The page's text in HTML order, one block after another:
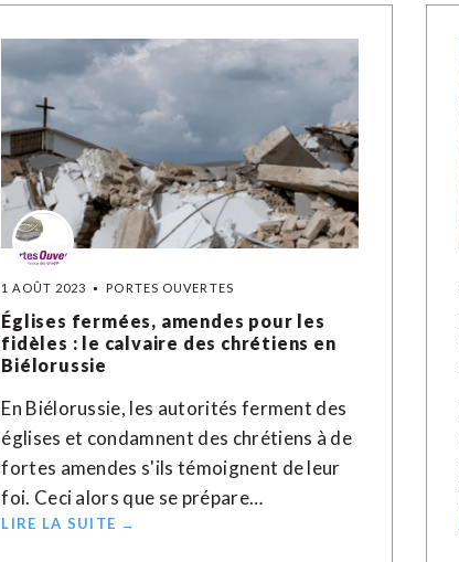
1 AOÛT 2023 PORTES OUVERTES
Églises fermées, amendes pour les
fidèles : le calvaire des chrétiens en
Biélorussie
En Biélorussie, les autorités ferment des
églises et condamnent des chrétiens à de
fortes amendes s'ils témoignent de leur
foi. Ceci alors que se prépare…
LIRE LA SUITE →